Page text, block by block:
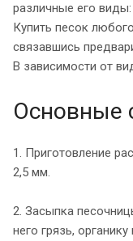
различные его
Купить песок
связавшись
В зависимости от
Основные
1. Приготовление
2,5 мм.
2. Засыпка
него грязь,